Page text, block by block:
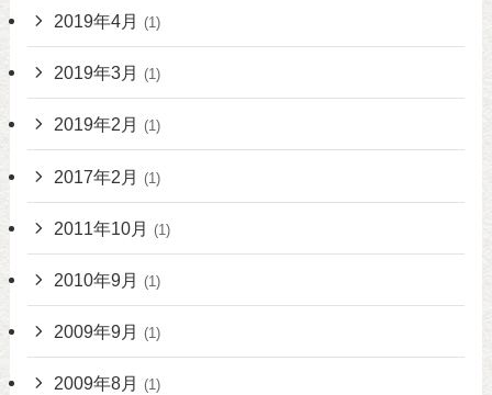
2019年4月 (1)
2019年3月 (1)
2019年2月 (1)
2017年2月 (1)
2011年10月 (1)
2010年9月 (1)
2009年9月 (1)
2009年8月 (1)